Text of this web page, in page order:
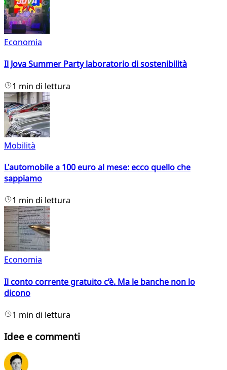
Economia
Il Jova Summer Party laboratorio di sostenibilità
1 min di lettura
Mobilità
L'automobile a 100 euro al mese: ecco quello che
sappiamo
1 min di lettura
Economia
Il conto corrente gratuito c’è. Ma le banche non lo
dicono
1 min di lettura
Idee e commenti